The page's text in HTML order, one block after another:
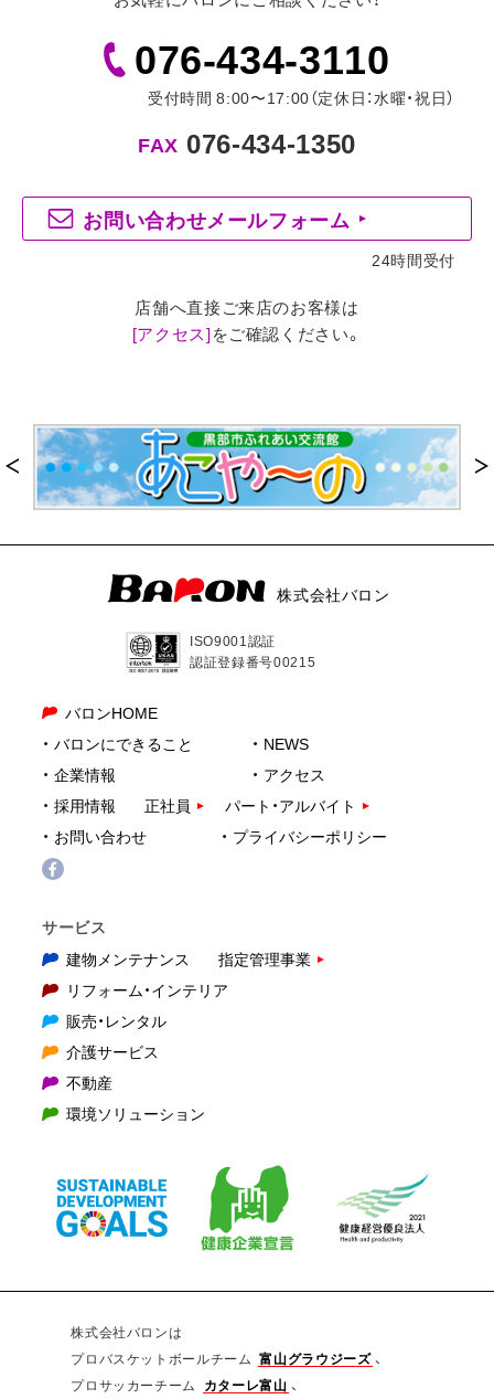
076-434-3110
受付時間 8:00〜17:00（定休日：水曜・祝日）
FAX 076-434-1350
お問い合わせメールフォーム
24時間受付
店舗へ直接ご来店のお客様は
[アクセス]をご確認ください。
株式会社バロン
ISO9001認証
認証登録番号00215
バロンHOME
バロンにできること
NEWS
企業情報
アクセス
採用情報
正社員
パート・アルバイト
お問い合わせ
プライバシーポリシー
サービス
建物メンテナンス
指定管理事業
リフォーム・インテリア
販売・レンタル
介護サービス
不動産
環境ソリューション
株式会社バロンは
プロバスケットボールチーム 富山グラウジーズ、
プロサッカーチーム カターレ富山 、